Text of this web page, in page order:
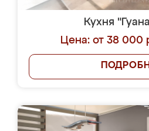
Кухня
Цена: от 38 000